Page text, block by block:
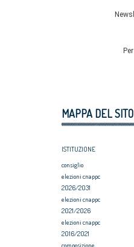
MAPPA DEL SITO
ISTITUZIONE
consiglio
elezioni cnappc
2026/2031
elezioni cnappc
2021/2026
elezioni cnappc
2016/2021
composizione